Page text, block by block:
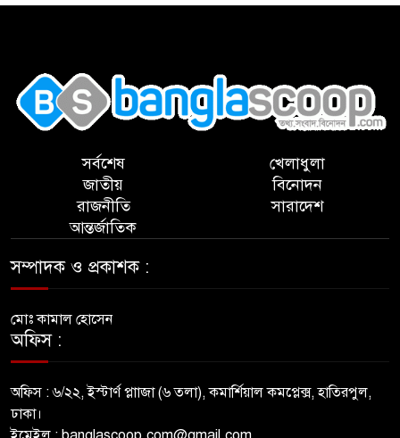
সর্বশেষ
জাতীয়
রাজনীতি
আন্তর্জাতিক
খেলাধুলা
বিনোদন
সারাদেশ
সম্পাদক ও প্রকাশক :
মোঃ কামাল হোসেন
অফিস :
অফিস : ৬/২২, ইস্টার্ণ প্লাাজা (৬ তলা), কমার্শিয়াল কমপ্লেক্স, হাতিরপুল,
ঢাকা।